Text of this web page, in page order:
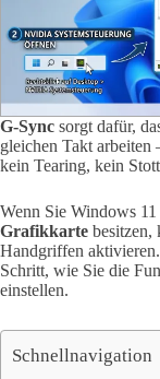
G-Sync sorgt dafür,
gleichen Takt arbeiten
kein Tearing, kein
Wenn Sie Windows
Grafikkarte besitzen,
Handgriffen
Schritt, wie Sie die
einstellen.
Schnellnavigation